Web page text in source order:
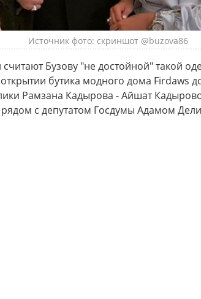
Источник фото: скриншот @buzova86
Бузову "не достойной" такой
бутика модного дома Firdaws
Рамзана Кадырова - Айшат
рядом с депутатом Госдумы Адамом